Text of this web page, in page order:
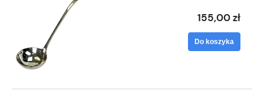
155,00 zł
Do koszyka